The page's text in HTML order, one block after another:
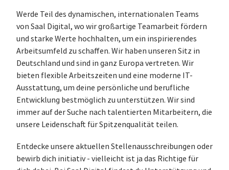
Werde Teil des dynamischen, internationalen Teams
von Saal Digital, wo wir großartige Teamarbeit fördern
und starke Werte hochhalten, um ein inspirierendes
Arbeitsumfeld zu schaffen. Wir haben unseren Sitz in
Deutschland und sind in ganz Europa vertreten. Wir
bieten flexible Arbeitszeiten und eine moderne IT-
Ausstattung, um deine persönliche und berufliche
Entwicklung bestmöglich zu unterstützen. Wir sind
immer auf der Suche nach talentierten Mitarbeitern, die
unsere Leidenschaft für Spitzenqualität teilen.
Entdecke unsere aktuellen Stellenausschreibungen oder
bewirb dich initiativ - vielleicht ist ja das Richtige für